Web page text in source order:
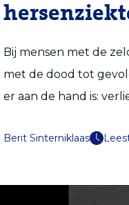
Bij mensen met de
met de dood tot
er aan de hand is:
Berit Sinterniklaas